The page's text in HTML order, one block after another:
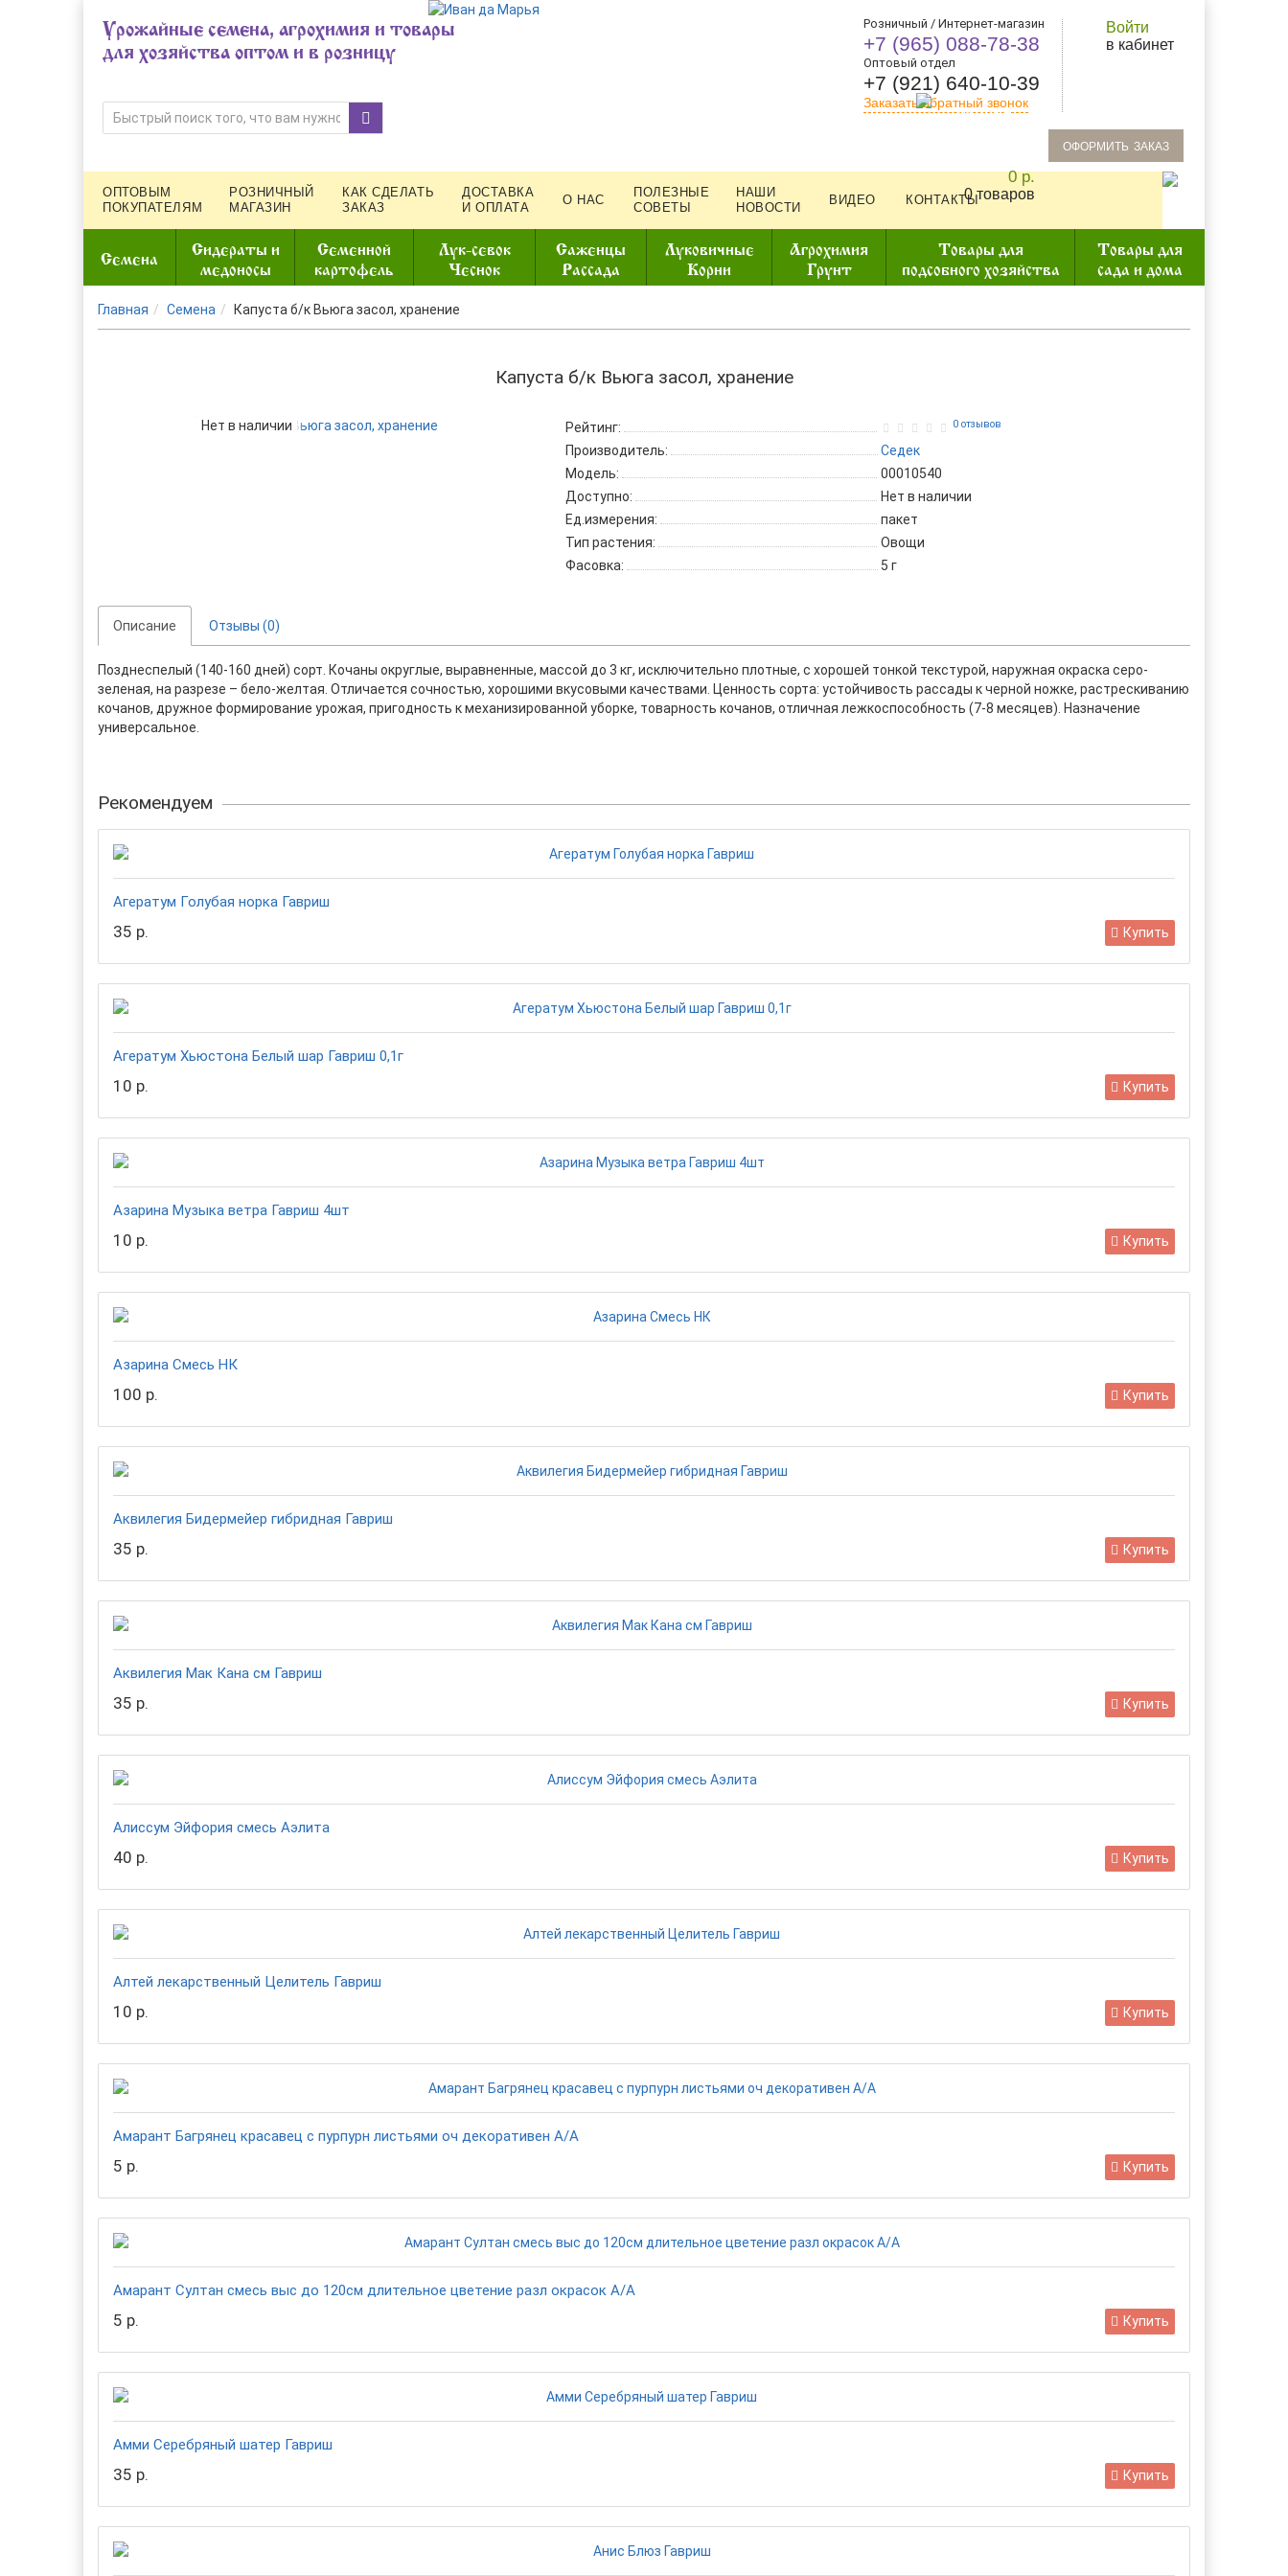
Урожайные семена, агрохимия и товары
для хозяйства оптом и в розницу
Розничный / Интернет-магазин
+7 (965) 088-78-38
Оптовый отдел
+7 (921) 640-10-39
Заказать обратный звонок
Войти
в кабинет
0 р.
0 товаров
oформить заказ
ОПТОВЫМ
ПОКУПАТЕЛЯМ
РОЗНИЧНЫЙ
МАГАЗИН
КАК СДЕЛАТЬ
ЗАКАЗ
ДОСТАВКА
И ОПЛАТА
О НАС
ПОЛЕЗНЫЕ
СОВЕТЫ
НАШИ
НОВОСТИ
ВИДЕО КОНТАКТЫ
Семена
Сидераты и
медоносы
Семенной
картофель
Лук-севок
Чеснок
Саженцы
Рассада
Луковичные
Корни
Агрохимия
Грунт
Товары для
подсобного хозяйства
Товары для
сада и дома
Главная Семена Капуста б/к Вьюга засол, хранение
Капуста б/к Вьюга засол, хранение
Нет в наличии Рейтинг: 0 отзывов
Производитель:
Седек
Модель:
00010540
Доступно:
Нет в наличии
Ед.измерения:
пакет
Тип растения:
Овощи
Фасовка:
5 г
Описание Отзывы (0)
Позднеспелый (140-160 дней) сорт. Кочаны округлые, выравненные, массой до 3 кг, исключительно плотные, с хорошей тонкой текстурой, наружная окраска серо-
зеленая, на разрезе – бело-желтая. Отличается сочностью, хорошими вкусовыми качествами. Ценность сорта: устойчивость рассады к черной ножке, растрескиванию
кочанов, дружное формирование урожая, пригодность к механизированной уборке, товарность кочанов, отличная лежкоспособность (7-8 месяцев). Назначение
универсальное.
Рекомендуем
Агератум Голубая норка Гавриш
35 р. Купить
Агератум Хьюстона Белый шар Гавриш 0,1г
10 р. Купить
Азарина Музыка ветра Гавриш 4шт
10 р. Купить
Азарина Смесь НК
100 р. Купить
Аквилегия Бидермейер гибридная Гавриш
35 р. Купить
Аквилегия Мак Кана см Гавриш
35 р. Купить
Алиссум Эйфория смесь Аэлита
40 р. Купить
Алтей лекарственный Целитель Гавриш
10 р. Купить
Амарант Багрянец красавец с пурпурн листьями оч декоративен А/А
5 р. Купить
Амарант Султан смесь выс до 120см длительное цветение разл окрасок А/А
5 р. Купить
Амми Серебряный шатер Гавриш
35 р. Купить